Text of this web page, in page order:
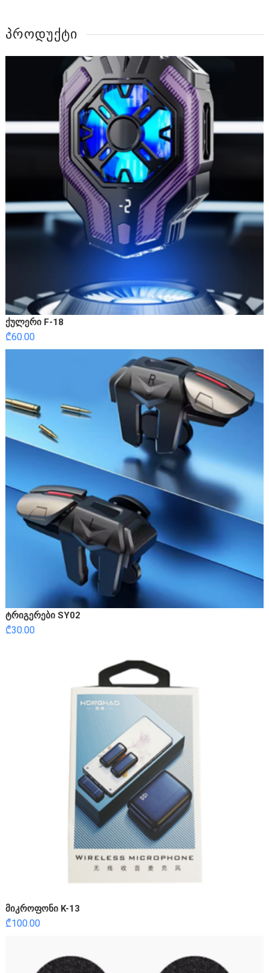
ᲞᲠᲝᲓᲣᲥᲢᲘ
ქულერი F-18
₾60.00
ტრიგერები SY02
₾30.00
მიკროფონი K-13
₾100.00